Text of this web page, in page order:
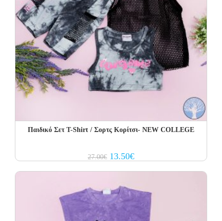
Παιδικό Σετ Τ-Shirt / Σορτς Κορίτσι- NEW COLLEGE
27.00€ Original
price
13.50€Current
price